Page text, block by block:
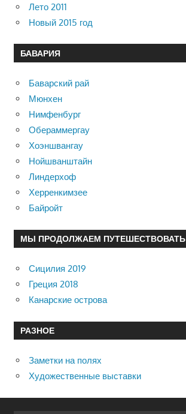
Лето 2011
Новый 2015 год
БАВАРИЯ
Баварский рай
Мюнхен
Нимфенбург
Обераммергау
Хоэншвангау
Нойшванштайн
Линдерхоф
Херренкимзее
Байройт
МЫ ПРОДОЛЖАЕМ ПУТЕШЕСТВОВАТЬ
Сицилия 2019
Греция 2018
Канарские острова
РАЗНОЕ
Заметки на полях
Художественные выставки